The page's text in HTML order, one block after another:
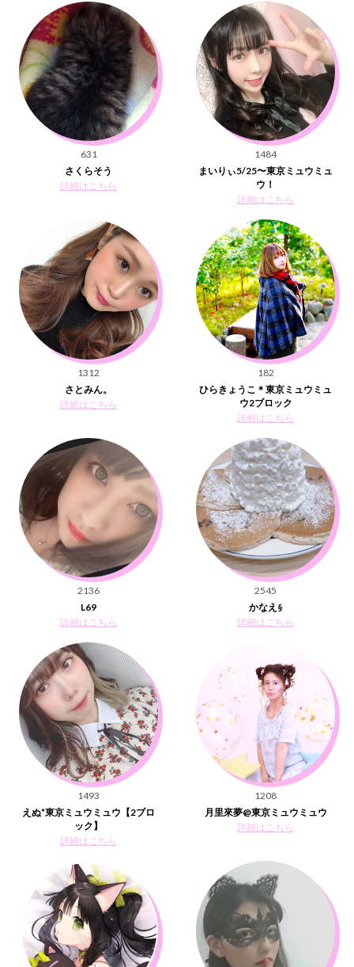
631
さくらそう
詳細はこちら
1484
まいりぃ5/25〜東京ミュウミュ
ウ！
詳細はこちら
1312
さとみん。
詳細はこちら
182
ひらきょうこ＊東京ミュウミュ
ウ2ブロック
詳細はこちら
2136
L69
詳細はこちら
2545
かなえ§
詳細はこちら
1493
えぬ*東京ミュウミュウ【2ブロ
ック】
詳細はこちら
1208
月里來夢@東京ミュウミュウ
詳細はこちら